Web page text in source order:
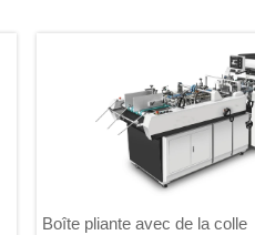
Boîte pliante avec de la colle